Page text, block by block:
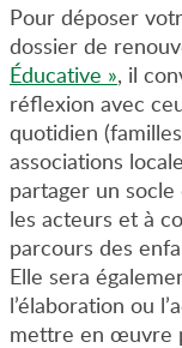
Pour déposer
dossier de
Éducative », il
réflexion avec
quotidien
associations
partager un
les acteurs et à
parcours des
Elle sera
l’élaboration ou
mettre en œuvre